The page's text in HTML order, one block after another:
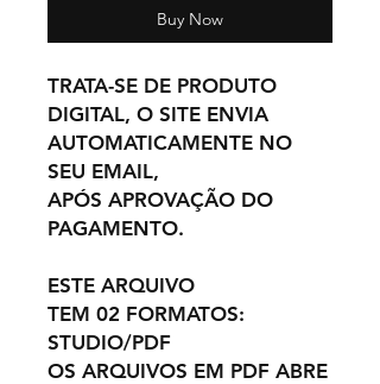
Buy Now
TRATA-SE DE PRODUTO
DIGITAL, O SITE ENVIA
AUTOMATICAMENTE NO
SEU EMAIL,
APÓS APROVAÇÃO DO
PAGAMENTO.
ESTE ARQUIVO
TEM 02 FORMATOS:
STUDIO/PDF
OS ARQUIVOS EM PDF ABRE